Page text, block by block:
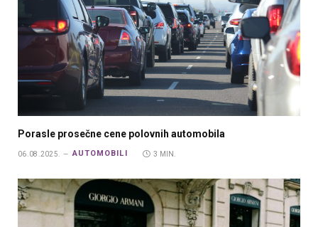
Porasle prosečne cene polovnih automobila
06.08.2025. AUTOMOBILI 3 MIN.